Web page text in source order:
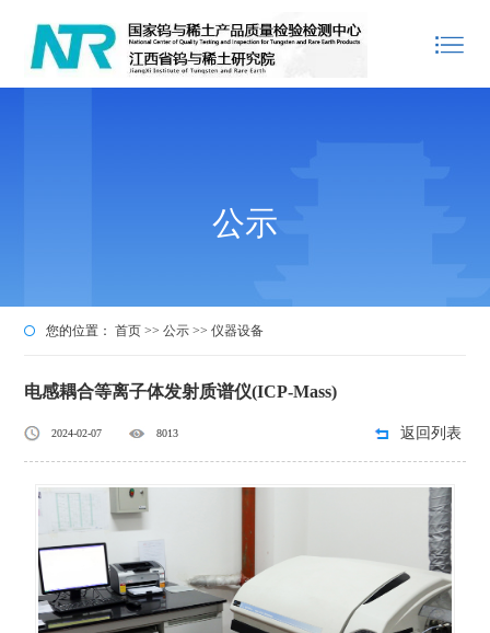
公示
您的位置： 首页>>公示>>仪器设备
电感耦合等离子体发射质谱仪(ICP-Mass)
2024-02-07 8013 返回列表